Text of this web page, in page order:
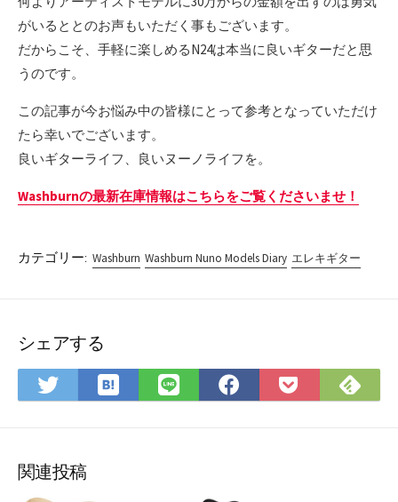
がいるととのお声もいただく事もございます。
だからこそ、手軽に楽しめるN24は本当に良いギターだと思
うのです。
この記事が今お悩み中の皆様にとって参考となっていただけ
たら幸いでございます。
良いギターライフ、良いヌーノライフを。
Washburnの最新在庫情報はこちらをご覧くださいませ！
カテゴリー: Washburn Washburn Nuno Models Diary エレキギター
シェアする
Twitter
で
ア
は
て
LINE
で
Facebook
で
Pocket
に
で
関連投稿